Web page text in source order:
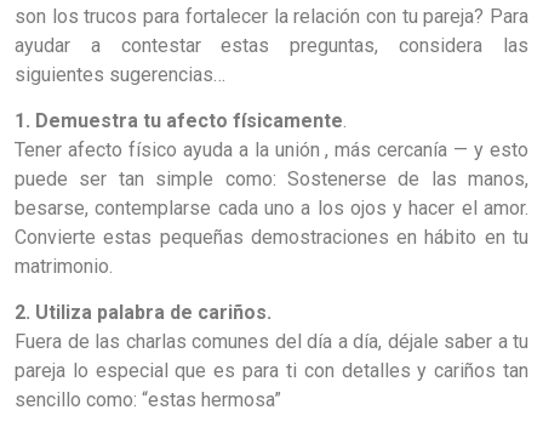
son los trucos para fortalecer la relación con tu pareja? Para
ayudar a contestar estas preguntas, considera las
siguientes sugerencias…
1. Demuestra tu afecto físicamente.
Tener afecto físico ayuda a la unión , más cercanía — y esto
puede ser tan simple como: Sostenerse de las manos,
besarse, contemplarse cada uno a los ojos y hacer el amor.
Convierte estas pequeñas demostraciones en hábito en tu
matrimonio.
2. Utiliza palabra de cariños.
Fuera de las charlas comunes del día a día, déjale saber a tu
pareja lo especial que es para ti con detalles y cariños tan
sencillo como: “estas hermosa”